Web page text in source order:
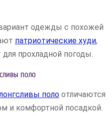
одежды с похожей
патриотические худи,
прохладной погоды.
поло
поло отличаются
и комфортной посадкой.